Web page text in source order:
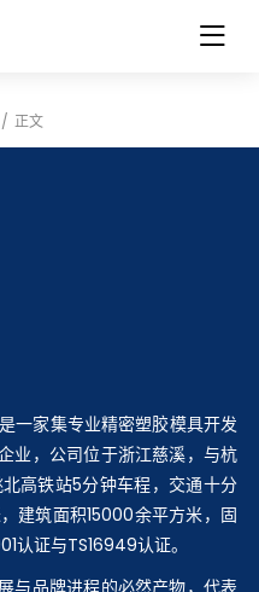
正文
一家集专业精密塑胶模具开发
业，公司位于浙江慈溪，与杭
高铁站5分钟车程，交通十分
建筑面积15000余平方米，固
认证与TS16949认证。
与品牌进程的必然产物，代表